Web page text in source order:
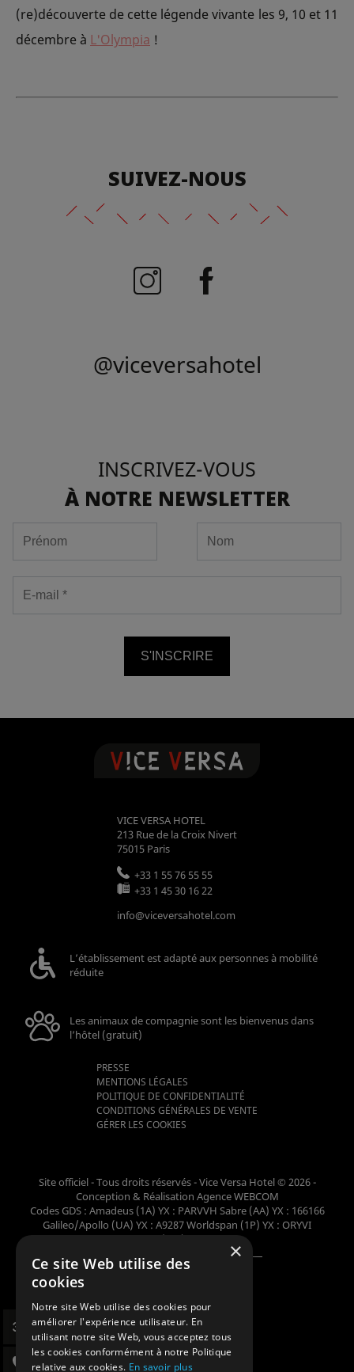
(re)découverte de cette légende vivante les 9, 10 et 11
décembre à L'Olympia !
SUIVEZ-NOUS
@viceversahotel
INSCRIVEZ-VOUS
À NOTRE NEWSLETTER
S'INSCRIRE
VICE VERSA HOTEL
213 Rue de la Croix Nivert
75015 Paris
+33 1 55 76 55 55
+33 1 45 30 16 22
info@viceversahotel.com
L’établissement est adapté aux personnes à mobilité
réduite
Les animaux de compagnie sont les bienvenus dans
l’hôtel (gratuit)
PRESSE
MENTIONS LÉGALES
POLITIQUE DE CONFIDENTIALITÉ
CONDITIONS GÉNÉRALES DE VENTE
GÉRER LES COOKIES
Site officiel - Tous droits réservés - Vice Versa Hotel © 2026 -
Conception & Réalisation Agence WEBCOM
Codes GDS : Amadeus (1A) YX : PARVVH Sabre (AA) YX : 166166
Galileo/Apollo (UA) YX : A9287 Worldspan (1P) YX : ORYVI
Pegasus (WB) YX : 62698×
Ce site Web utilise des
cookies
Notre site Web utilise des cookies pour
améliorer l'expérience utilisateur. En
utilisant notre site Web, vous acceptez tous
les cookies conformément à notre Politique
relative aux cookies. En savoir plus